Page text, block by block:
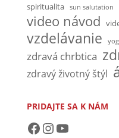
spiritualita
sun salutation
video návod
vzdelávanie
zdravá chrbtica
zdravý životný štýl
PRIDAJTE SA K NÁM
https://www.facebook.com/akademiaasana/?ref=bookmarks
https://
https://www.youtube.com/channel/